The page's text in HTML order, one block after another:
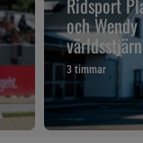
Ridsport
och
3 timmar